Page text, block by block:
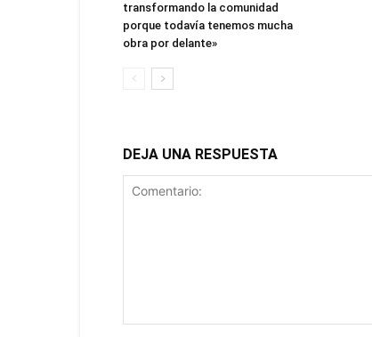
transformando la comunidad
porque todavía tenemos mucha
obra por delante»
DEJA UNA RESPUESTA